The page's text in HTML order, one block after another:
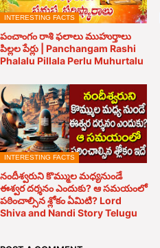
INTERESTING FACTS
పంచాంగం రాశి ఫలాలు ముహుర్తాలు
పిల్లల పేర్లు | Panchangam Rashi
Phalalu Pillala Perlu Muhurtalu
INTERESTING FACTS
నందీశ్వరుని కొమ్ముల మధ్యనుండే
ఈశ్వర దర్శనం ఎందుకు? ఆ సమయంలో
పఠించాల్సిన శ్లోకం ఏమిటి? Lord
Shiva and Nandi Story Telugu